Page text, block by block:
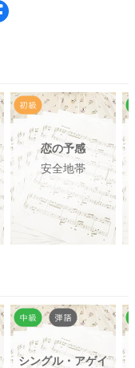
恋の予感
安全地帯
シングル・アゲイ